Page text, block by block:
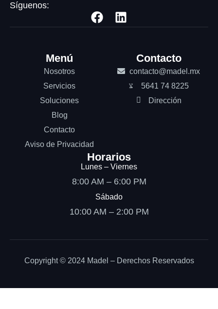
Síguenos:
Menú
Nosotros
Servicios
Soluciones
Blog
Contacto
Aviso de Privacidad
Contacto
contacto@madel.mx
5641 74 8225
Dirección
Horarios
Lunes – Viernes
8:00 AM – 6:00 PM
Sábado
10:00 AM – 2:00 PM
Copyright © 2024 Madel – Derechos Reservados